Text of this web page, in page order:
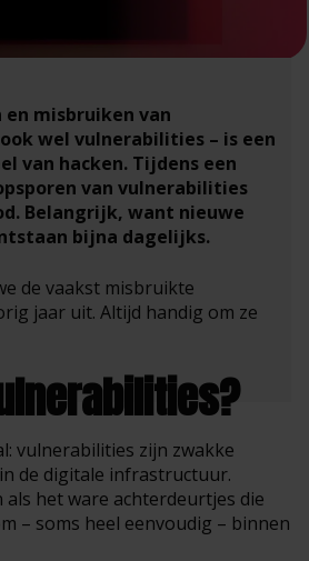
misbruiken van
wel vulnerabilities – is een
van hacken. Tijdens een
van vulnerabilities
Belangrijk, want nieuwe
bijna dagelijks.
de vaakst misbruikte
jaar uit. Altijd handig om ze
vulnerabilities zijn zwakke
de digitale infrastructuur.
als het ware achterdeurtjes die
– soms heel eenvoudig – binnen